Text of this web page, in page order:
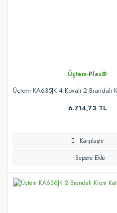
Üçtem-Plas®
Üçtem KA635JK 4 Kovalı 2 Brandalı
6.714,73 TL
Karşılaştır
Sepete Ekle